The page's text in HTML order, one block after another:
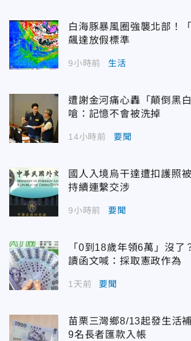
白海豚暴風圈強襲北部！
飆達放假標準
9小時前 生活
遭謝金河痛心轟「顛倒黑
嗆：記憶不會被洗掉
14小時前 要聞
國人入境烏干達遭扣護照
持續連繫交涉
9小時前 要聞
「0到18歲年領6萬」沒了
讀函文喊：採取憲政作為
1天前 要聞
苗栗三灣鄉8/13起發生活
9名長者匯款入帳